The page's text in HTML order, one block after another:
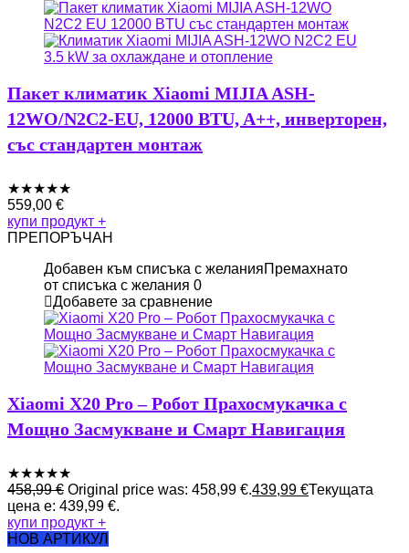
Пакет климатик Xiaomi MIJIA ASH-
12WO/N2C2-EU, 12000 BTU, A++, инверторен,
със стандартен монтаж
★★★★★
559,00 €
купи продукт +
ПРЕПОРЪЧАН
Добавен към списъка с желанияПремахнато
от списъка с желания 0
Добавете за сравнение
Xiaomi X20 Pro – Робот Прахосмукачка с
Мощно Засмукване и Смарт Навигация
★★★★★
458,99€ Original price was: 458,99 €.439,99 €Текущата
цена е: 439,99 €.
купи продукт +
НОВ АРТИКУЛ